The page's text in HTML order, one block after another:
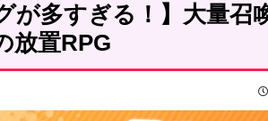
が多すぎる！】大量召
放置RPG